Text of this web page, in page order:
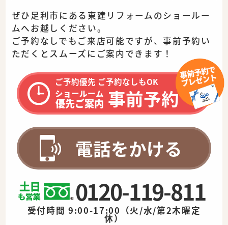
ぜひ足利市にある東建リフォームのショールー
ムへお越しください。
ご予約なしでもご来店可能ですが、事前予約い
ただくとスムーズに ご案内できます！
ご予約優先 ご予約なしもOK
ショールーム
優先ご案内 事前予約
電話をかける
0120-119-811
受付時間 9:00-17:00（火/水/第2木曜定
休）